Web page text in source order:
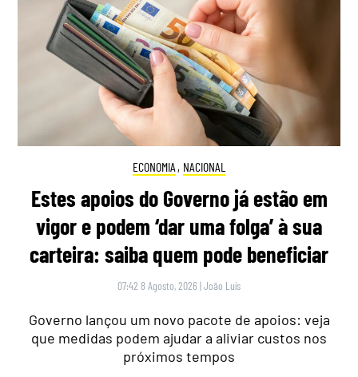
ECONOMIA , NACIONAL
Estes apoios do Governo já estão em
vigor e podem ‘dar uma folga’ à sua
carteira: saiba quem pode beneficiar
07:42 8 Agosto, 2026 |João Luís
Governo lançou um novo pacote de apoios: veja
que medidas podem ajudar a aliviar custos nos
próximos tempos